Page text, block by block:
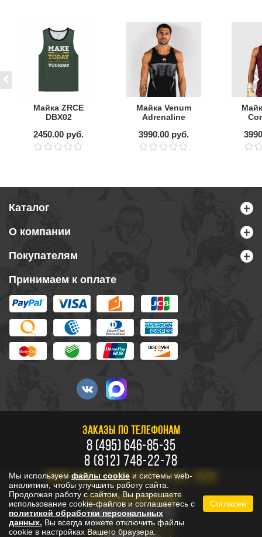
Майка ZRCE
DBX02
2450.00 руб.
Майка Venum
Adrenaline
3990.00 руб.
Каталог
О компании
Покупателям
Принимаем к оплате
ЗАКАЗЫ ПО ТЕЛЕФОНАМ
8 (495) 646-85-35
8 (812) 748-22-78
ПН-ПТ: 10:00 - 20:00, СБ-ВС: 11:00 - 18:00
БЕСПЛАТНО ПО РОССИИ
8 800 333-53-73
Мы используем файлы cookie и системы web-
аналитики, чтобы улучшить работу сайта.
Продолжая работу с сайтом, Вы разрешаете
использование cookie-файлов и соглашаетесь с
политикой обработки персональных
данных. Вы всегда можете отключить файлы
cookie в настройках Вашего браузера.
Согласен